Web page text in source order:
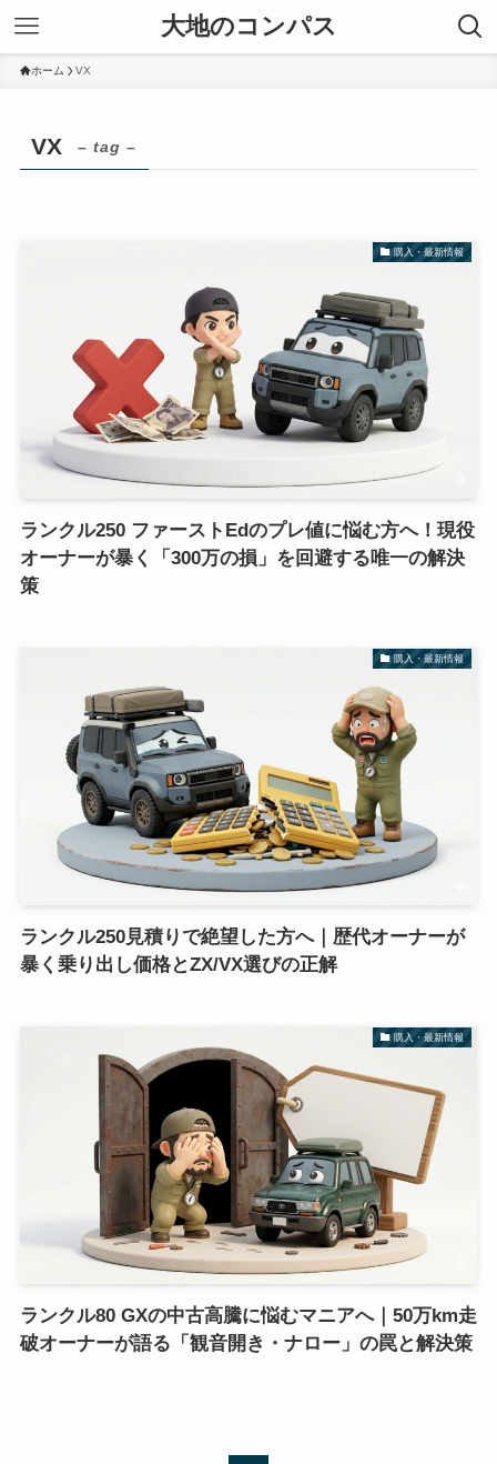
大地のコンパス
ホーム VX
VX – tag –
購入・最新情報
ランクル250 ファーストEdのプレ値に悩む方へ！現役
オーナーが暴く「300万の損」を回避する唯一の解決
策
購入・最新情報
ランクル250見積りで絶望した方へ｜歴代オーナーが
暴く乗り出し価格とZX/VX選びの正解
購入・最新情報
ランクル80 GXの中古高騰に悩むマニアへ｜50万km走
破オーナーが語る「観音開き・ナロー」の罠と解決策